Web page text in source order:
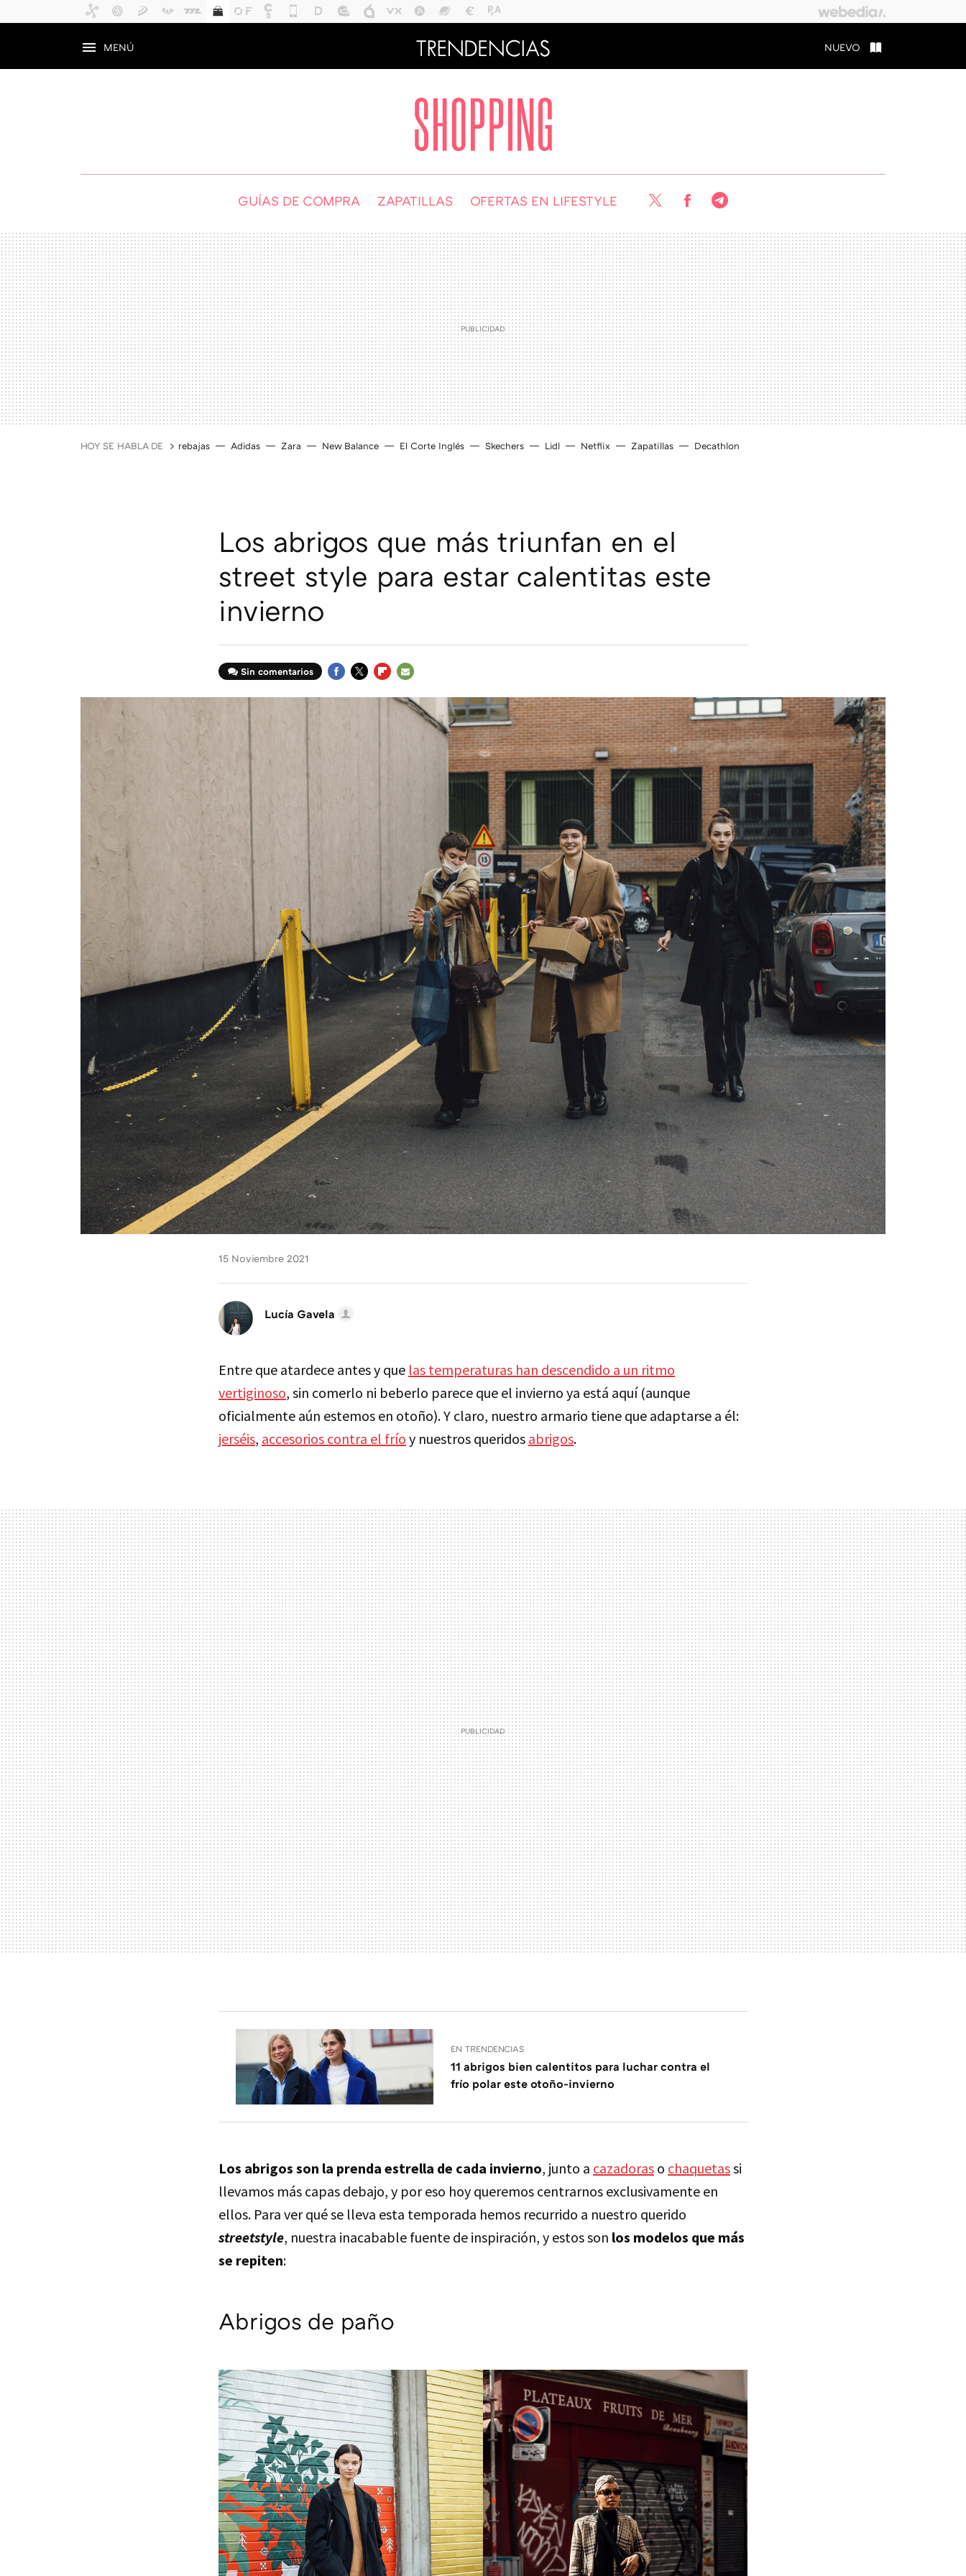
MENÚ NUEVO
GUÍAS DE COMPRA ZAPATILLAS OFERTAS EN LIFESTYLE Twitter Facebook
HOY SE HABLA DE rebajas Adidas Zara New Balance El Corte Inglés Skechers Lidl Netflix Zapatillas Decathlon
Los abrigos que más triunfan en el
street style para estar calentitas este
invierno
Sin comentarios
MAIL
15 Noviembre 2021
Lucía Gavela
Entre que atardece antes y que las temperaturas han descendido a un ritmo
vertiginoso, sin comerlo ni beberlo parece que el invierno ya está aquí (aunque
oficialmente aún estemos en otoño). Y claro, nuestro armario tiene que adaptarse a él:
jerséis, accesorios contra el frío y nuestros queridos abrigos.
EN TRENDENCIAS
11 abrigos bien calentitos para luchar contra el
frío polar este otoño-invierno
Los abrigos son la prenda estrella de cada invierno, junto a cazadoras o chaquetassi
llevamos más capas debajo, y por eso hoy queremos centrarnos exclusivamente en
ellos. Para ver qué se lleva esta temporada hemos recurrido a nuestro querido
streetstyle, nuestra inacabable fuente de inspiración, y estos son los modelos que más
se repiten:
Abrigos de paño